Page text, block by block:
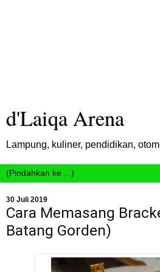
d'Laiqa Arena
Lampung, kuliner, pendidikan,
30 Juli 2019
Cara Memasang
Batang Gorden)